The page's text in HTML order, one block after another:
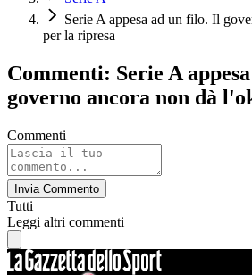
Serie A appesa ad un filo. Il
per la ripresa
Commenti: Serie A
governo ancora non dà
Commenti
Invia Commento
Tutti
Leggi altri commenti